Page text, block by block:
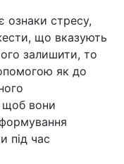
ознаки стресу,
що вказують
залишити, то
як до
щоб вони
під час